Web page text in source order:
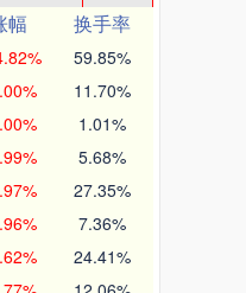
幅
换手率
59.85%
11.70%
1.01%
5.68%
27.35%
7.36%
24.41%